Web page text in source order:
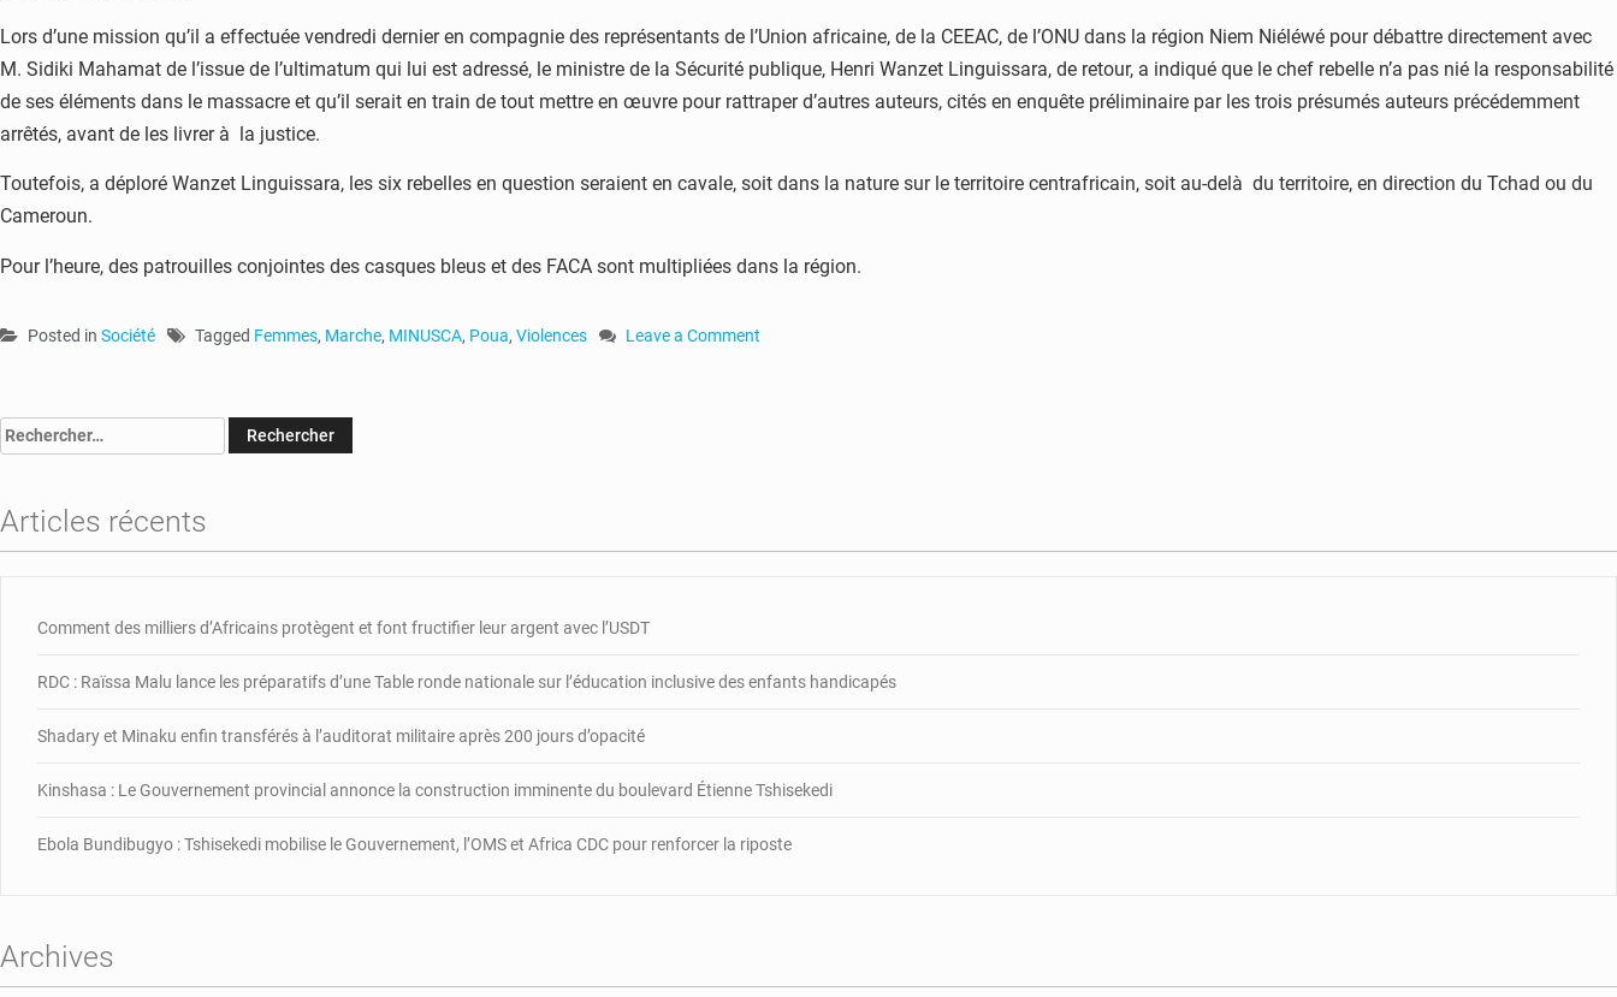
Lors d’une mission qu’il a effectuée vendredi dernier en compagnie des représentants de l’Union africaine, de la CEEAC, de l’ONU dans la région Niem Niéléwé pour débattre directement avec
M. Sidiki Mahamat de l’issue de l’ultimatum qui lui est adressé, le ministre de la Sécurité publique, Henri Wanzet Linguissara, de retour, a indiqué que le chef rebelle n’a pas nié la responsabilité
de ses éléments dans le massacre et qu’il serait en train de tout mettre en œuvre pour rattraper d’autres auteurs, cités en enquête préliminaire par les trois présumés auteurs précédemment
arrêtés, avant de les livrer à la justice.
Toutefois, a déploré Wanzet Linguissara, les six rebelles en question seraient en cavale, soit dans la nature sur le territoire centrafricain, soit au-delà du territoire, en direction du Tchad ou du
Cameroun.
Pour l’heure, des patrouilles conjointes des casques bleus et des FACA sont multipliées dans la région.
Posted in Société Tagged Femmes, Marche, MINUSCA, Poua, Violences
Leave a Comment
masse
Paoua
Rechercher :
Articles récents
Comment des milliers d’Africains protègent et font fructifier leur argent avec l’USDT
RDC : Raïssa Malu lance les préparatifs d’une Table ronde nationale sur l’éducation inclusive des enfants handicapés
Shadary et Minaku enfin transférés à l’auditorat militaire après 200 jours d’opacité
Kinshasa : Le Gouvernement provincial annonce la construction imminente du boulevard Étienne Tshisekedi
Ebola Bundibugyo : Tshisekedi mobilise le Gouvernement, l’OMS et Africa CDC pour renforcer la riposte
Archives